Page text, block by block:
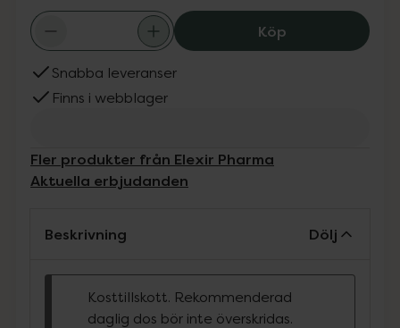
KöpElexir Pharma
Snabba leveranser
Finns i webblager
Fler produkter från Elexir Pharma
Aktuella erbjudanden
Beskrivning Dölj
Kosttillskott. Rekommenderad
daglig dos bör inte överskridas.